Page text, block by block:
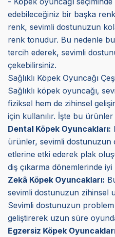
edebileceğiniz bir başka renk
renk, sevimli dostunuzun
renk tonudur. Bu nedenle
tercih ederek, sevimli
çekebilirsiniz.
Sağlıklı Köpek Oyuncağı
Sağlıklı köpek oyuncağı,
fiziksel hem de zihinsel
için kullanılır. İşte bu
Dental Köpek Oyuncakları:
ürünler, sevimli dostunuzun
etlerine etki ederek plak
diş çıkarma dönemlerinde iyi
Zekâ Köpek Oyuncakları:
sevimli dostunuzun zihinsel
Sevimli dostunuzun
geliştirerek uzun süre
Egzersiz Köpek